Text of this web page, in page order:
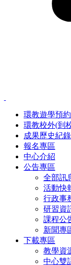
環教遊學預約
環教校外(到
成果歷史紀錄
報名專區
中心介紹
公告專區
全部訊
活動快
行政事
研習資
課程公
新聞專
下載專區
教學資
中心雙